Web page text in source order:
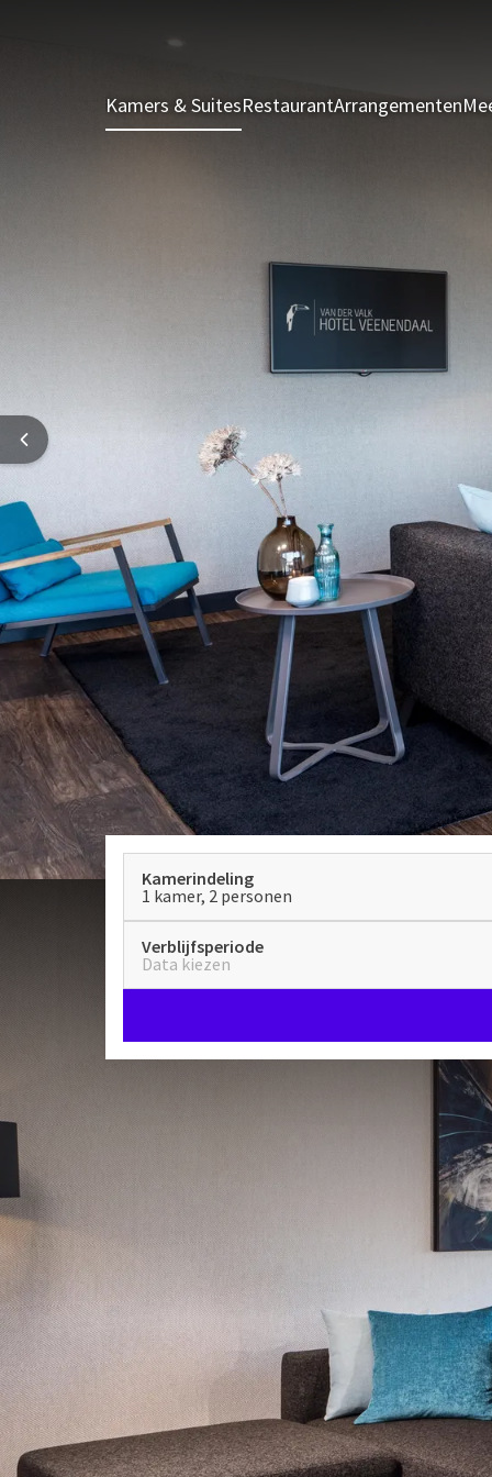
Kamers & SuitesRestaurantArrangementen
Kamerindeling
1 kamer, 2 personen
Verblijfsperiode
Data kiezen
Executive Suite
STUDIO
68m²
Kingsizebed
Check-in v.a. 15:00 uur Check-uit tot 12:00 uur
De sfeervol en modern ingerichte Executive Suites
periode wilt verblijven. Naast het kingsize bed en
een compleet ingerichte keuken met o.a.
oven-magnetron en alle benodigde keuken items.
Tevens heeft de Executive Suite veel kastruimte,
aanwezig. Als hotelgast kunt u kosteloos gebruik
saunafaciliteiten.
Kingsizebed
Badjassen
Apart toilet